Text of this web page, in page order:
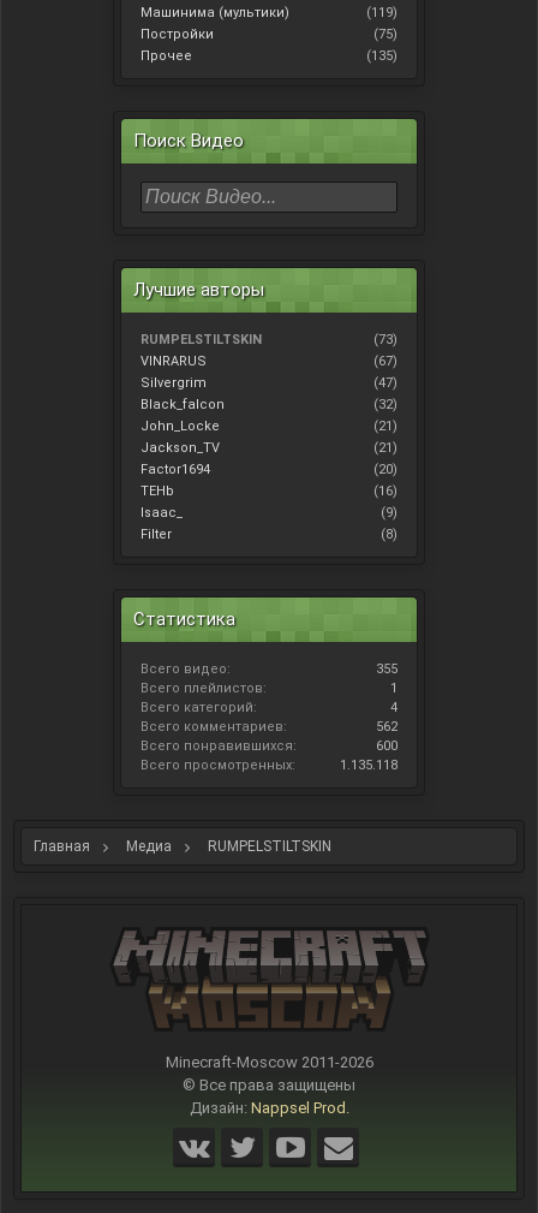
Машинима (мультики)
(119)
Постройки
(75)
Прочее
(135)
Поиск Видео
Лучшие авторы
RUMPELSTILTSKIN
(73)
VINRARUS
(67)
Silvergrim
(47)
Black_falcon
(32)
John_Locke
(21)
Jackson_TV
(21)
Factor1694
(20)
TEHb
(16)
Isaac_
(9)
Filter
(8)
Статистика
Всего видео:
355
Всего плейлистов:
1
Всего категорий:
4
Всего комментариев:
562
Всего понравившихся:
600
Всего просмотренных:
1.135.118
Главная Медиа RUMPELSTILTSKIN
Minecraft-Moscow 2011-2026
© Все права защищены
Дизайн: Nappsel Prod.